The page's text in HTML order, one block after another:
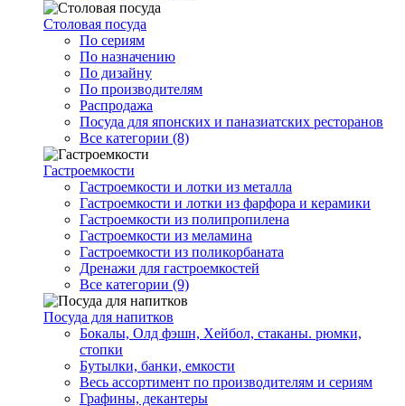
Столовая посуда
По сериям
По назначению
По дизайну
По производителям
Распродажа
Посуда для японских и паназиатских ресторанов
Все категории (8)
Гастроемкости
Гастроемкости и лотки из металла
Гастроемкости и лотки из фарфора и керамики
Гастроемкости из полипропилена
Гастроемкости из меламина
Гастроемкости из поликорбаната
Дренажи для гастроемкостей
Все категории (9)
Посуда для напитков
Бокалы, Олд фэшн, Хейбол, стаканы. рюмки,
стопки
Бутылки, банки, емкости
Весь ассортимент по производителям и сериям
Графины, декантеры